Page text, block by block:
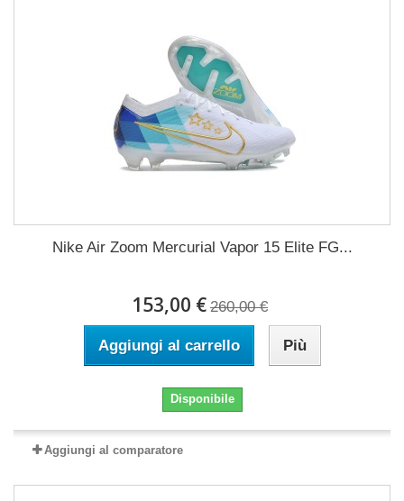
Nike Air Zoom Mercurial Vapor 15 Elite FG...
153,00 € 260,00 €
Aggiungi al carrello Più
Disponibile
Aggiungi al comparatore